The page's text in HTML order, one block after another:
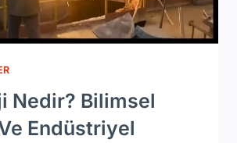
Nedir? Bilimsel
Endüstriyel